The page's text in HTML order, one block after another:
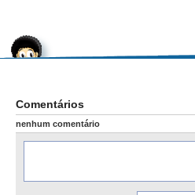
Comentários
nenhum comentário